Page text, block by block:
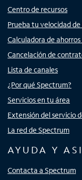
Centro de recursos
Prueba tu velocidad
Calculadora de
Cancelación de
Lista de canales
¿Por qué Spectrum?
Servicios en tu área
Extensión del servicio
La red de Spectrum
AYUDA Y
Contacta a Spectrum